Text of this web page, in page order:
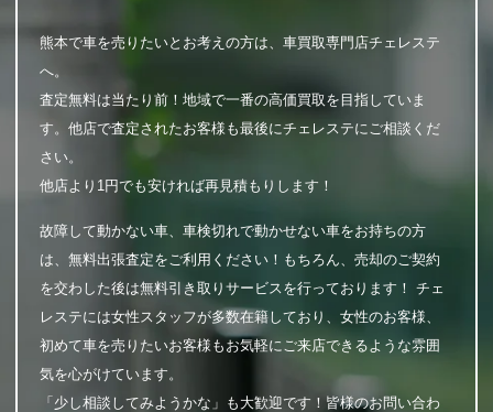
熊本で車を売りたいとお考えの方は、車買取専門店チェレステ
へ。
査定無料は当たり前！地域で一番の高価買取を目指していま
す。他店で査定されたお客様も最後にチェレステにご相談くだ
さい。
他店より1円でも安ければ再見積もりします！
故障して動かない車、車検切れで動かせない車をお持ちの方
は、無料出張査定をご利用ください！もちろん、売却のご契約
を交わした後は無料引き取りサービスを行っております！ チェ
レステには女性スタッフが多数在籍しており、女性のお客様、
初めて車を売りたいお客様もお気軽にご来店できるような雰囲
気を心がけています。
「少し相談してみようかな」も大歓迎です！皆様のお問い合わ